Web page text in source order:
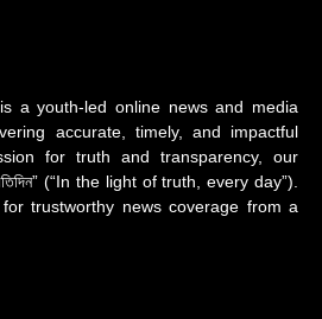
is a youth-led online news and media
accurate, timely, and impactful
for truth and transparency, our
(“In the light of truth, every day”).
trustworthy news coverage from a